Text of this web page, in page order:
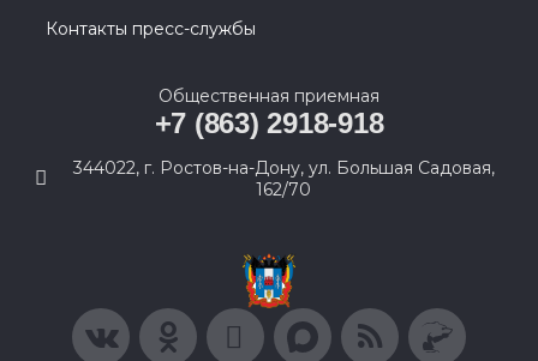
Контакты пресс-службы
Общественная приемная
+7 (863) 2918-918
344022, г. Ростов-на-Дону, ул. Большая Садовая,
162/70